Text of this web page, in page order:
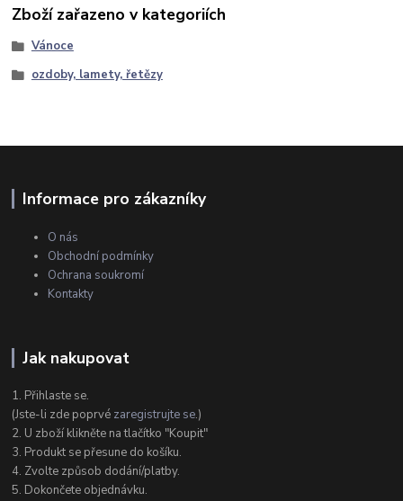
Zboží zařazeno v kategoriích
Vánoce
ozdoby, lamety, řetězy
Informace pro zákazníky
O nás
Obchodní podmínky
Ochrana soukromí
Kontakty
Jak nakupovat
1. Přihlaste se.
(Jste-li zde poprvé zaregistrujte se.)
2. U zboží klikněte na tlačítko "Koupit"
3. Produkt se přesune do košíku.
4. Zvolte způsob dodání/platby.
5. Dokončete objednávku.